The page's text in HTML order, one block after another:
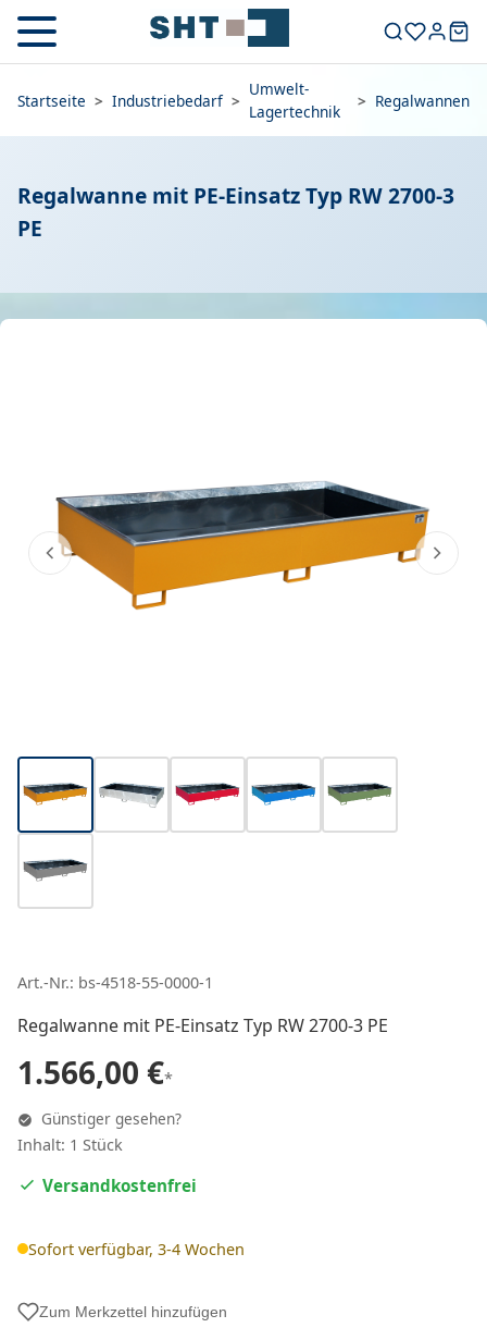
Startseite > Industriebedarf >
Umwelt-
Lagertechnik
> Regalwannen
Regalwanne mit PE-Einsatz Typ RW 2700-3
PE
Art.-Nr.: bs-4518-55-0000-1
Regalwanne mit PE-Einsatz Typ RW 2700-3 PE
1.566,00 €*
Günstiger gesehen?
Inhalt: 1 Stück
Versandkostenfrei
Sofort verfügbar, 3-4 Wochen
Zum Merkzettel hinzufügen